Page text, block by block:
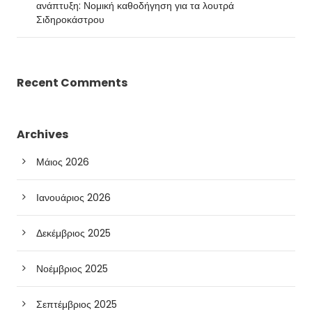
ανάπτυξη: Νομική καθοδήγηση για τα λουτρά
Σιδηροκάστρου
Recent Comments
Archives
Μάιος 2026
Ιανουάριος 2026
Δεκέμβριος 2025
Νοέμβριος 2025
Σεπτέμβριος 2025